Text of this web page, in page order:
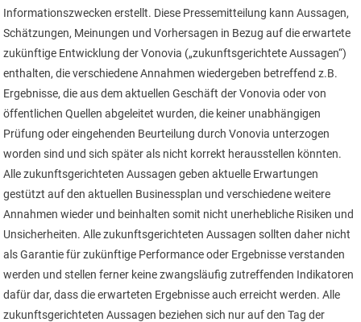
Informationszwecken erstellt. Diese Pressemitteilung kann Aussagen,
Schätzungen, Meinungen und Vorhersagen in Bezug auf die erwartete
zukünftige Entwicklung der Vonovia („zukunftsgerichtete Aussagen“)
enthalten, die verschiedene Annahmen wiedergeben betreffend z.B.
Ergebnisse, die aus dem aktuellen Geschäft der Vonovia oder von
öffentlichen Quellen abgeleitet wurden, die keiner unabhängigen
Prüfung oder eingehenden Beurteilung durch Vonovia unterzogen
worden sind und sich später als nicht korrekt herausstellen könnten.
Alle zukunftsgerichteten Aussagen geben aktuelle Erwartungen
gestützt auf den aktuellen Businessplan und verschiedene weitere
Annahmen wieder und beinhalten somit nicht unerhebliche Risiken und
Unsicherheiten. Alle zukunftsgerichteten Aussagen sollten daher nicht
als Garantie für zukünftige Performance oder Ergebnisse verstanden
werden und stellen ferner keine zwangsläufig zutreffenden Indikatoren
dafür dar, dass die erwarteten Ergebnisse auch erreicht werden. Alle
zukunftsgerichteten Aussagen beziehen sich nur auf den Tag der